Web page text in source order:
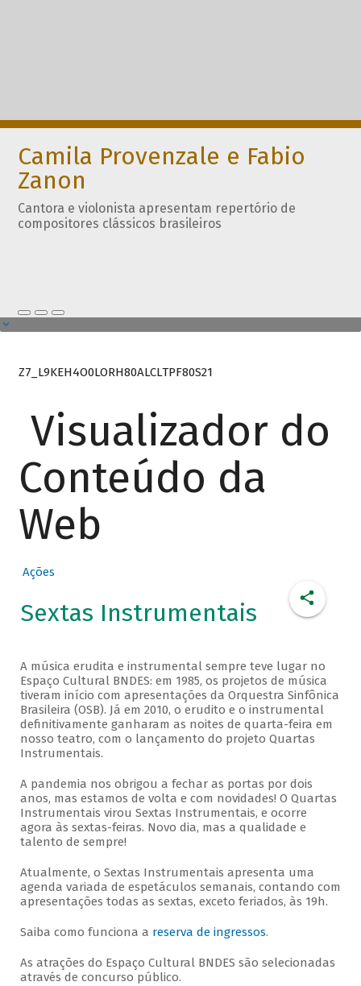
Camila Provenzale e Fabio
Zanon
Cantora e violonista apresentam repertório de
compositores clássicos brasileiros
Z7_L9KEH4O0LORH80ALCLTPF80S21
Visualizador do
Conteúdo da
Web
Ações
Sextas Instrumentais
A música erudita e instrumental sempre teve lugar no
Espaço Cultural BNDES: em 1985, os projetos de música
tiveram início com apresentações da Orquestra Sinfônica
Brasileira (OSB). Já em 2010, o erudito e o instrumental
definitivamente ganharam as noites de quarta-feira em
nosso teatro, com o lançamento do projeto Quartas
Instrumentais.
A pandemia nos obrigou a fechar as portas por dois
anos, mas estamos de volta e com novidades! O Quartas
Instrumentais virou Sextas Instrumentais, e ocorre
agora às sextas-feiras. Novo dia, mas a qualidade e
talento de sempre!
Atualmente, o Sextas Instrumentais apresenta uma
agenda variada de espetáculos semanais, contando com
apresentações todas as sextas, exceto feriados, às 19h.
Saiba como funciona a reserva de ingressos.
As atrações do Espaço Cultural BNDES são selecionadas
através de concurso público.